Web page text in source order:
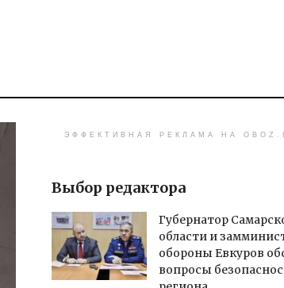
ЭФФЕКТИВНАЯ РЕКЛАМА НА
Выбор редактора
Губернатор
области и
обороны Евкуров
вопросы